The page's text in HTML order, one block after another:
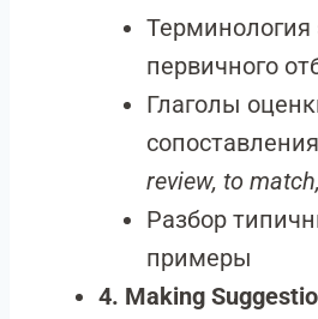
Терминология
первичного
Глаголы
review, to
Разбор
примеры
4. Making